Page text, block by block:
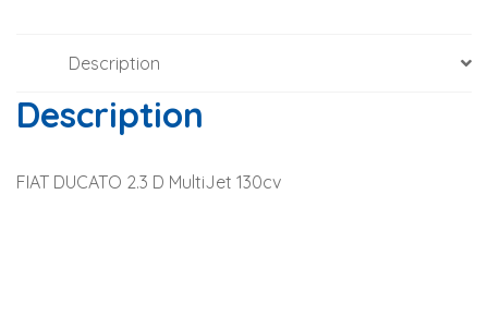
Description
Description
FIAT DUCATO 2.3 D MultiJet 130cv